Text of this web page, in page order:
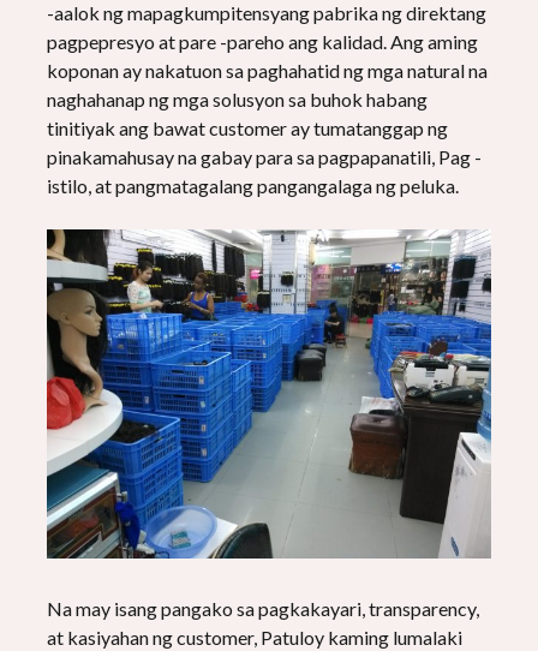
-aalok ng mapagkumpitensyang pabrika ng direktang
pagpepresyo at pare -pareho ang kalidad. Ang aming
koponan ay nakatuon sa paghahatid ng mga natural na
naghahanap ng mga solusyon sa buhok habang
tinitiyak ang bawat customer ay tumatanggap ng
pinakamahusay na gabay para sa pagpapanatili, Pag -
istilo, at pangmatagalang pangangalaga ng peluka.
Na may isang pangako sa pagkakayari, transparency,
at kasiyahan ng customer, Patuloy kaming lumalaki